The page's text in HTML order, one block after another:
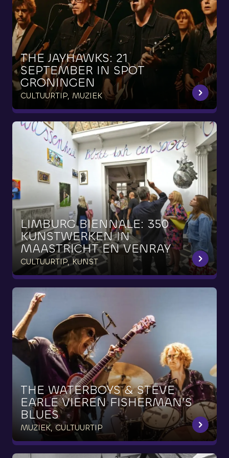
THE JAYHAWKS: 21
SEPTEMBER IN SPOT
GRONINGEN
CULTUURTIP, MUZIEK
LIMBURG BIËNNALE: 350
KUNSTWERKEN IN
MAASTRICHT EN VENRAY
CULTUURTIP, KUNST
THE WATERBOYS & STEVE
EARLE VIEREN FISHERMAN’S
BLUES
MUZIEK, CULTUURTIP